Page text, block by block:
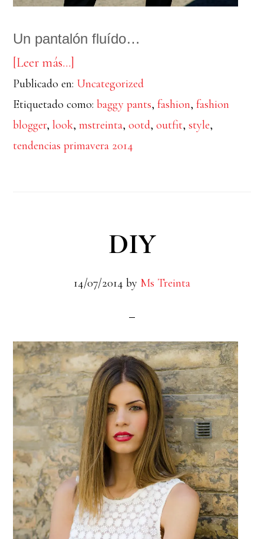
Un pantalón fluído…
[Leer más…]
de
Baggy
Publicado en: Uncategorized
Etiquetado como:baggy pants,fashion,fashion
blogger,look,mstreinta,ootd,outfit,style,
tendencias primavera 2014
DIY
14/07/2014 by Ms Treinta